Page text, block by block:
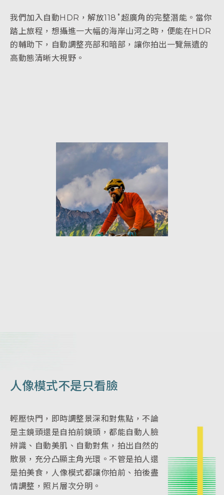
我們加入自動HDR，解放118˚超廣角的完整潛能。當你
踏上旅程，想攝進一大幅的海岸山河之時，便能在HDR
的輔助下，自動調整亮部和暗部，讓你拍出一覽無遺的
高動態清晰大視野。
人像模式不是只看臉
輕壓快門，即時調整景深和對焦點，不論
是主鏡頭還是自拍前鏡頭，都能自動人臉
辨識、自動美肌、自動對焦，拍出自然的
散景，充分凸顯主角光環。不管是拍人還
是拍美食，人像模式都讓你拍前、拍後盡
情調整，照片層次分明。